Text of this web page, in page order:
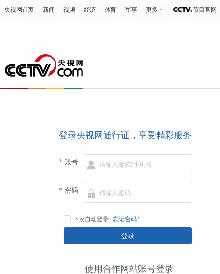
央视网首页 新闻 视频 经济 体育 军事 更多 节目官网
登录央视网通行证，享受精彩服务
账号
密码
下次自动登录 忘记密码?
登录
使用合作网站账号登录